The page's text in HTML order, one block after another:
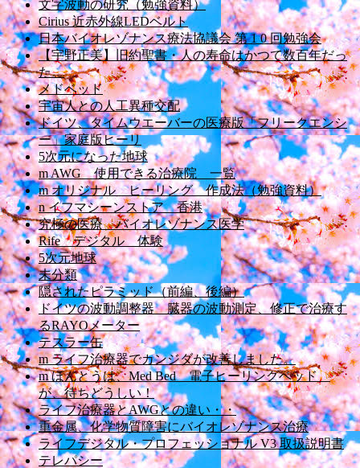
文字波動の研究（勉強資料）
Cirius 近赤外線LEDベルト
日本バイオレゾナンス療法協議会 第 1 0 回勉強会
【宇野正美】旧約聖書・人の寿命はかつて数百年だっ
た。
メドベッド
宇宙人との人工異種交配
ドイツ、タイムウエーバーの医療版「フリークエンシ
ー」家庭版ヒーリ
5次元になった地球
m AWG 使用できる治療院 一覧
m オリジナル ヒーリング 作成法（勉強資料）
n イフマシーンストア 香港
究極の医療 バイオレゾナンス医学
Rife デジタル 体験
5次元地球
未分類
隠されたピラミッド（前編、後編）
ドイツの波動調整器 臓器の波動測定、修正で治療す
るRAYOメーター
テスラー缶
m ライフ治療器でカンジダが改善しました。
m ほんとうは、Med Bed 電子ヒーリングベッド
が、待ちどうしい！
ライフ治療器とAWGとの違い・・
重金属、化学物質障害にバイオレゾナンス治療
ライフデジタル・プロフェッショナル V3 取扱説明書
テレパシー